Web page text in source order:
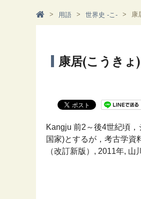
用語 世界史 -こ- 康
康居(こうきょ)
Kangju 前2～後4世紀頃
国家)とするが，考古学資
（改訂新版）, 2011年, 山